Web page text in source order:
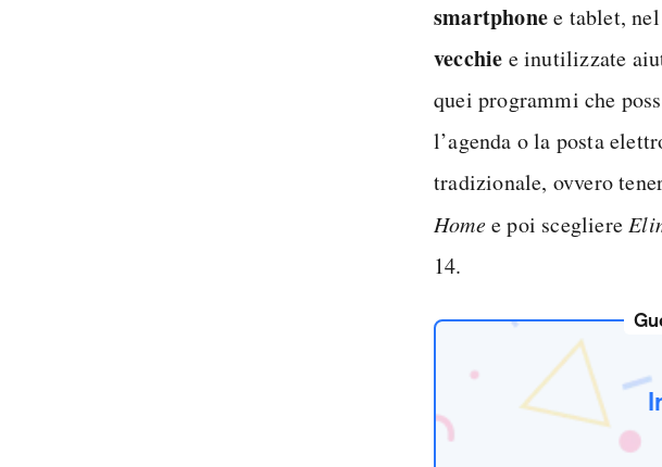
smartphonee tablet,
vecchie e inutilizzate
quei programmi che
l’agenda o la posta
tradizionale, ovvero
Homee poi scegliere
14.